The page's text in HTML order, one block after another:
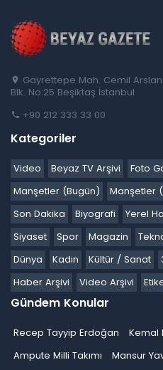
Gayrettepe Mah. Cemil
Blk. No:25 Beşiktaş İstanbul
+90 212 333 33 00
Kategoriler
Video Beyaz TV Arşivi Foto
Manşetler (Bugün)
Manşetler
Son Dakika
Biyografi Yerel
Siyaset
Spor Magazin
Dünya
Kadın Kültür / Sanat
Haber Arşivi
Video Arşivi
Gündem Konular
Recep Tayyip Erdoğan Kemal
Ampute Milli Takımı
Mansur